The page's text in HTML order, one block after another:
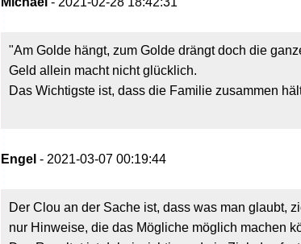
"Am Golde hängt, zum Golde drängt doch die
Geld allein macht nicht glücklich.
Das Wichtigste ist, dass die Familie zusammen
Engel - 2021-03-07 00:19:44
Der Clou an der Sache ist, dass was man glaubt,
nur Hinweise, die das Mögliche möglich machen